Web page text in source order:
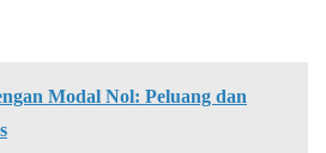
Modal Nol: Peluang dan